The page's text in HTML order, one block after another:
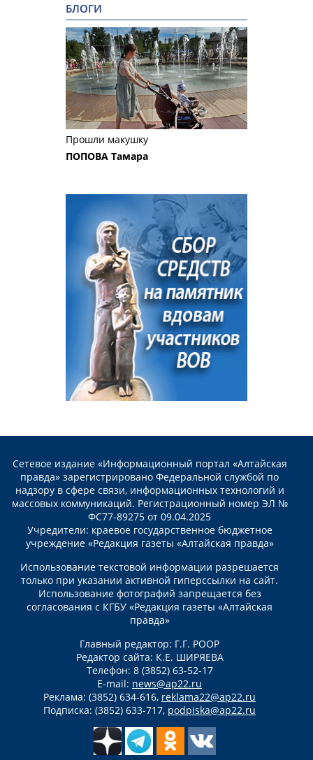
БЛОГИ
Прошли макушку
ПОПОВА Тамара
Сетевое издание «Информационный портал «Алтайская
правда» зарегистрировано Федеральной службой по
надзору в сфере связи, информационных технологий и
массовых коммуникаций. Регистрационный номер ЭЛ №
ФС77-89275 от 09.04.2025
Учредители: краевое государственное бюджетное
учреждение «Редакция газеты «Алтайская правда»
Использование текстовой информации разрешается
только при указании активной гиперссылки на сайт.
Использование фотографий запрещается без
согласования с КГБУ «Редакция газеты «Алтайская
правда»
Главный редактор: Г.Г. РООР
Редактор сайта: К.Е. ШИРЯЕВА
Телефон: 8 (3852) 63-52-17
E-mail: news@ap22.ru
Реклама: (3852) 634-616, reklama22@ap22.ru
Подписка: (3852) 633-717, podpiska@ap22.ru